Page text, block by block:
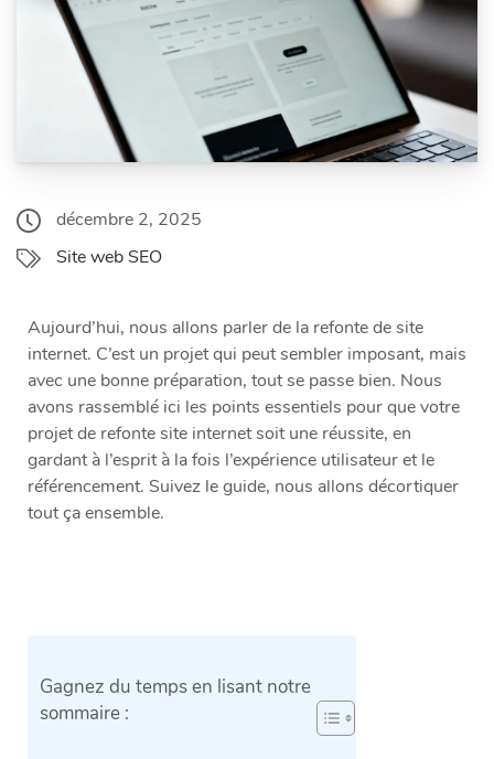
décembre 2, 2025
Site web SEO
Aujourd’hui, nous allons parler de la refonte de site
internet. C’est un projet qui peut sembler imposant, mais
avec une bonne préparation, tout se passe bien. Nous
avons rassemblé ici les points essentiels pour que votre
projet de refonte site internet soit une réussite, en
gardant à l’esprit à la fois l’expérience utilisateur et le
référencement. Suivez le guide, nous allons décortiquer
tout ça ensemble.
Gagnez du temps en lisant notre
sommaire :